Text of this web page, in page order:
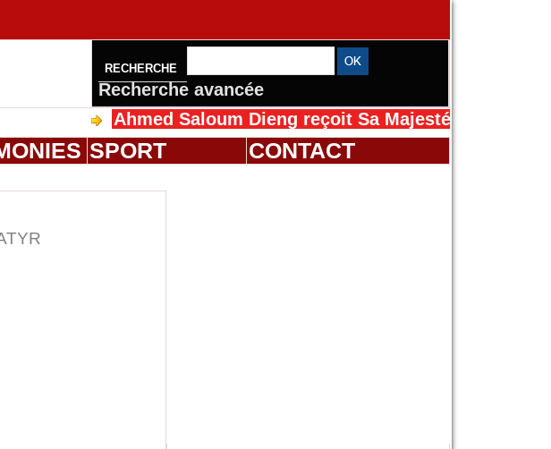
RECHERCHE
Recherche avancée
Ahmed Saloum Dieng reçoit Sa Majesté Mansah Cissé
SPORT CONTACT